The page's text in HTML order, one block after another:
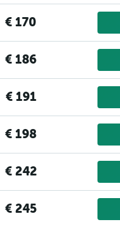
€ 170
€ 186
€ 191
€ 198
€ 242
€ 245